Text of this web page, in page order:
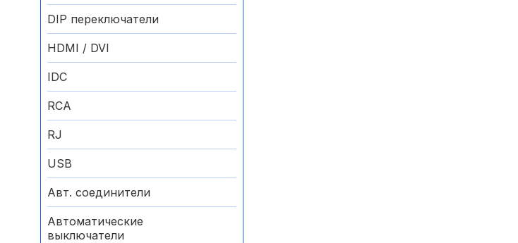
DIP переключатели
HDMI / DVI
IDC
RCA
RJ
USB
Авт. соединители
Автоматические
выключатели